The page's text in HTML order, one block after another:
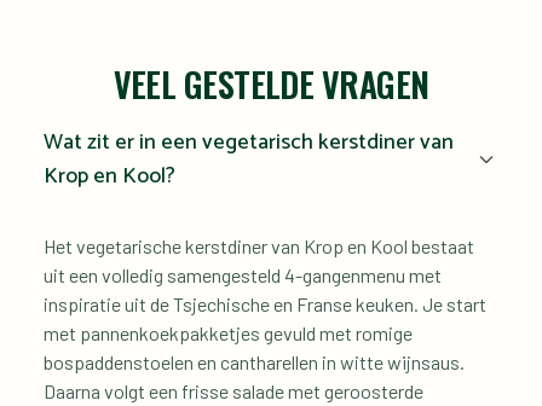
VEEL GESTELDE VRAGEN
Wat zit er in een vegetarisch kerstdiner van
Krop en Kool?
Het vegetarische kerstdiner van Krop en Kool bestaat
uit een volledig samengesteld 4-gangenmenu met
inspiratie uit de Tsjechische en Franse keuken. Je start
met pannenkoekpakketjes gevuld met romige
bospaddenstoelen en cantharellen in witte wijnsaus.
Daarna volgt een frisse salade met geroosterde